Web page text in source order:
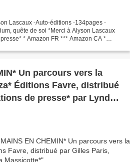
Lascaux -Auto-éditions -134pages -
quête de soi *Merci à Alyson Lascaux
* Amazon FR *** Amazon CA *
Un parcours vers la
Éditions Favre, distribué
de presse* par Lynda